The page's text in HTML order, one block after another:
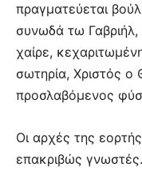
πραγματεύεται
συνωδά τω
χαίρε,
σωτηρία, Χριστός ο
προσλαβόμενος
Οι αρχές της
επακριβώς